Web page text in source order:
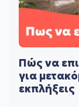
Πώς να
για
εκπλήξεις